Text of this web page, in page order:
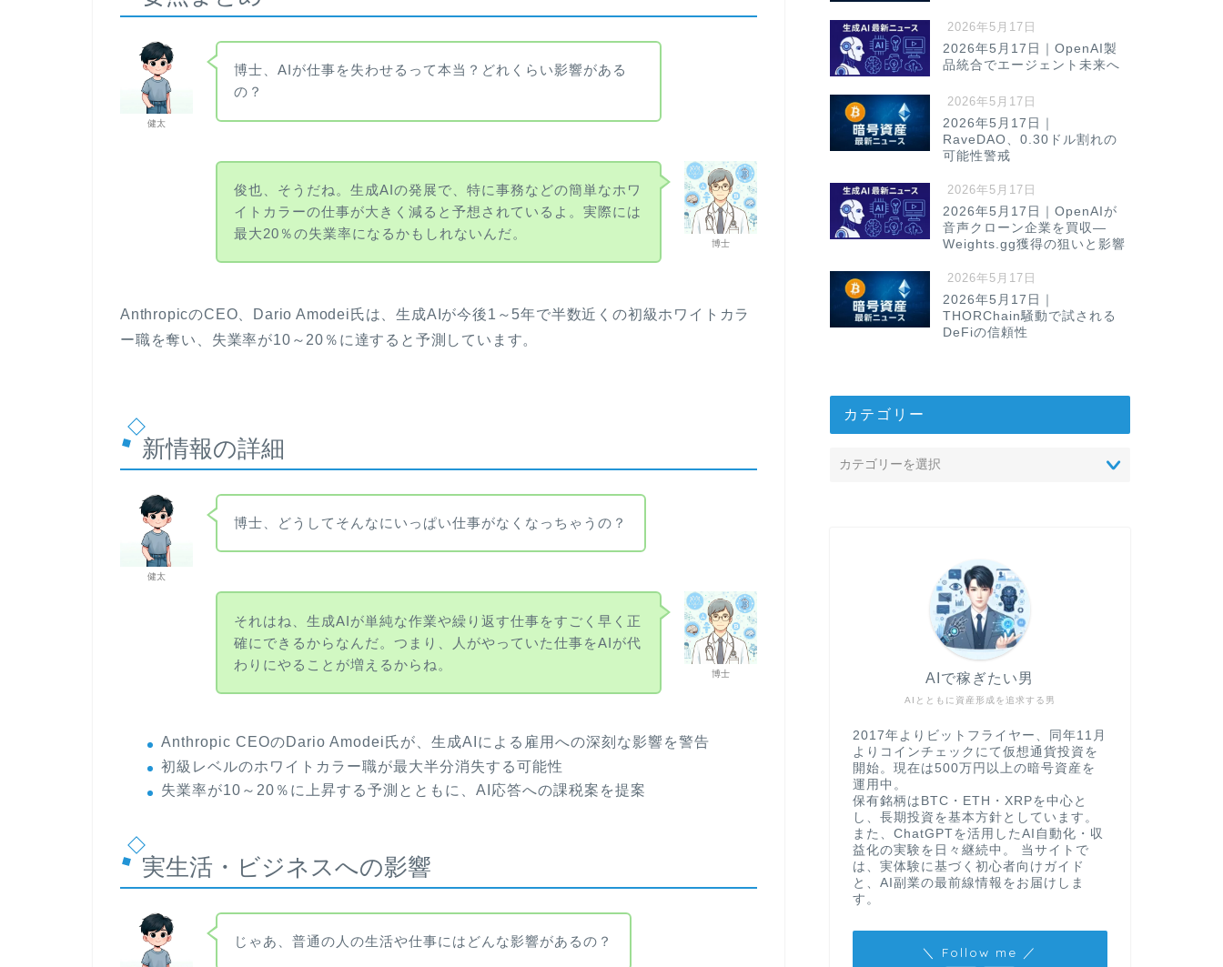
健太
博士、AIが仕事を失わせるって本当？どれくらい影響がある
の？
博士
俊也、そうだね。生成AIの発展で、特に事務などの簡単なホワ
イトカラーの仕事が大きく減ると予想されているよ。実際には
最大20％の失業率になるかもしれないんだ。
AnthropicのCEO、Dario Amodei氏は、生成AIが今後1～5年で半数近くの初級ホワイトカラ
ー職を奪い、失業率が10～20％に達すると予測しています。
新情報の詳細
健太
博士、どうしてそんなにいっぱい仕事がなくなっちゃうの？
博士
それはね、生成AIが単純な作業や繰り返す仕事をすごく早く正
確にできるからなんだ。つまり、人がやっていた仕事をAIが代
わりにやることが増えるからね。
Anthropic CEOのDario Amodei氏が、生成AIによる雇用への深刻な影響を警告
初級レベルのホワイトカラー職が最大半分消失する可能性
失業率が10～20％に上昇する予測とともに、AI応答への課税案を提案
実生活・ビジネスへの影響
じゃあ、普通の人の生活や仕事にはどんな影響があるの？
2026年5月17日
2026年5月17日｜OpenAI製
品統合でエージェント未来へ
2026年5月17日
2026年5月17日｜
RaveDAO、0.30ドル割れの
可能性警戒
2026年5月17日
2026年5月17日｜OpenAIが
音声クローン企業を買収—
Weights.gg獲得の狙いと影響
2026年5月17日
2026年5月17日｜
THORChain騒動で試される
DeFiの信頼性
カテゴリー
AIとともに資産形成を追求する男
AIで稼ぎたい男
2017年よりビットフライヤー、同年11月
よりコインチェックにて仮想通貨投資を
開始。現在は500万円以上の暗号資産を
運用中。
保有銘柄はBTC・ETH・XRPを中心と
し、長期投資を基本方針としています。
また、ChatGPTを活用したAI自動化・収
益化の実験を日々継続中。 当サイトで
は、実体験に基づく初心者向けガイド
と、AI副業の最前線情報をお届けしま
す。
＼ Follow me ／